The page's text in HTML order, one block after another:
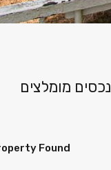
נכסים מומלצים
Found!